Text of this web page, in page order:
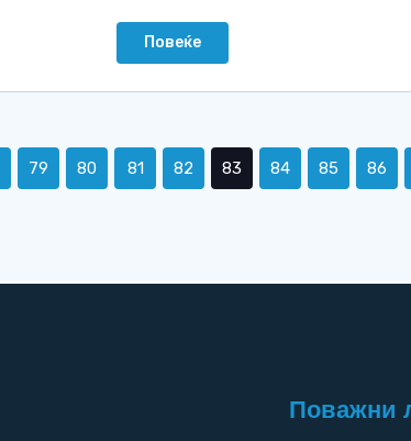
Повеќе
79 80 81 82 83 84 85 86
Поважни